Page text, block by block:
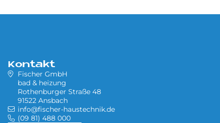
Kontakt
Fischer GmbH
bad & heizung
Rothenburger Straße 48
91522 Ansbach
info@fischer-haustechnik.de
(09 81) 488 000